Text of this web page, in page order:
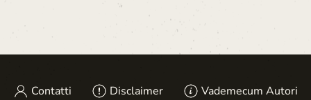
Contatti Disclaimer Vademecum Autori